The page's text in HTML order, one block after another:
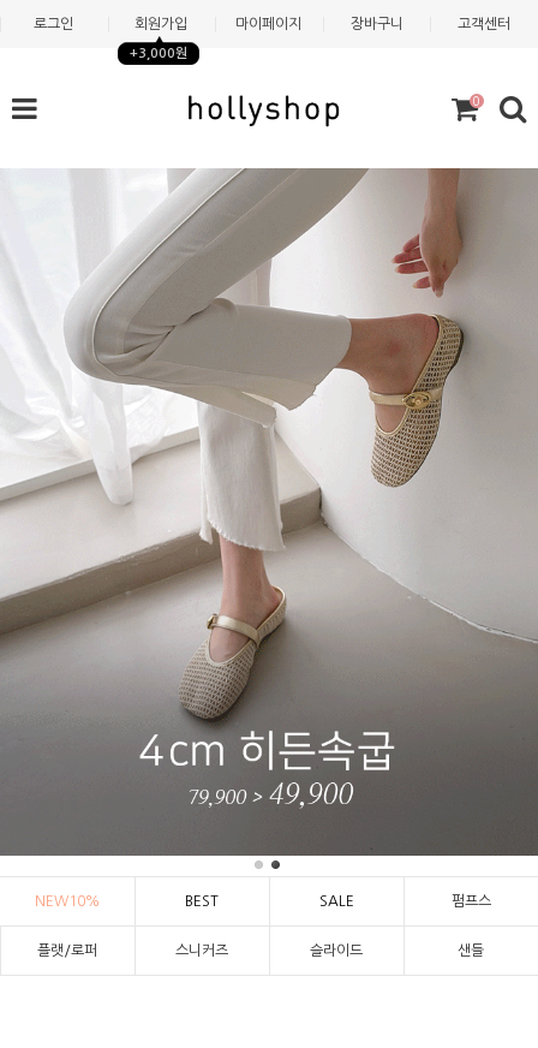
로그인 회원가입
+3,000원
마이페이지 장바구니 고객센터
0
NEW10% BEST SALE 펌프스
플랫/로퍼 스니커즈 슬라이드 샌들